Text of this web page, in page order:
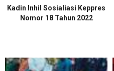
Kadin Inhil Sosialiasi Keppres
Nomor 18 Tahun 2022